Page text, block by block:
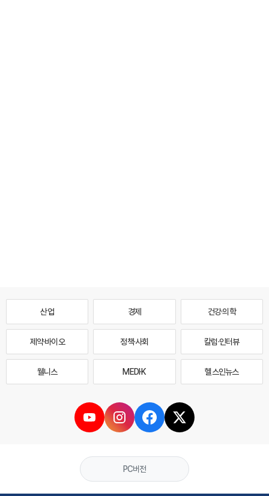
산업 경제 건강·의학
제약·바이오 정책·사회 칼럼·인터뷰
웰니스 MEDI·K 헬스인뉴스
PC버전